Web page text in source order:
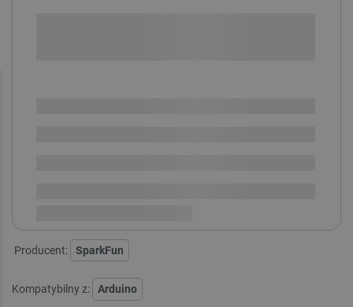
Producent: SparkFun
Kompatybilny z: Arduino